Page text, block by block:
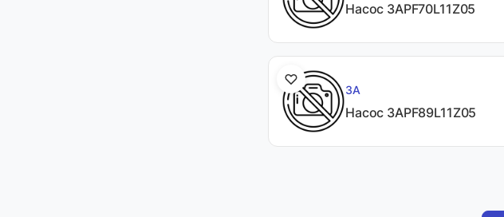
Насос 3APF70L11Z05
3A
Насос 3APF89L11Z05